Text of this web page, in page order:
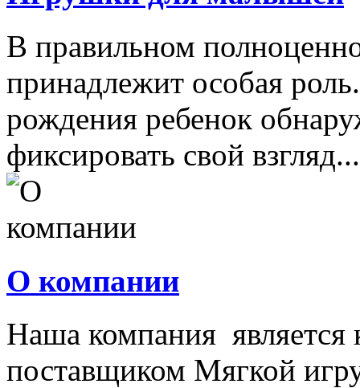
В правильном
принадлежит особая
рождения ребенок
фиксировать свой взгляд...
О компании
Наша компания
поставщиком Мягкой